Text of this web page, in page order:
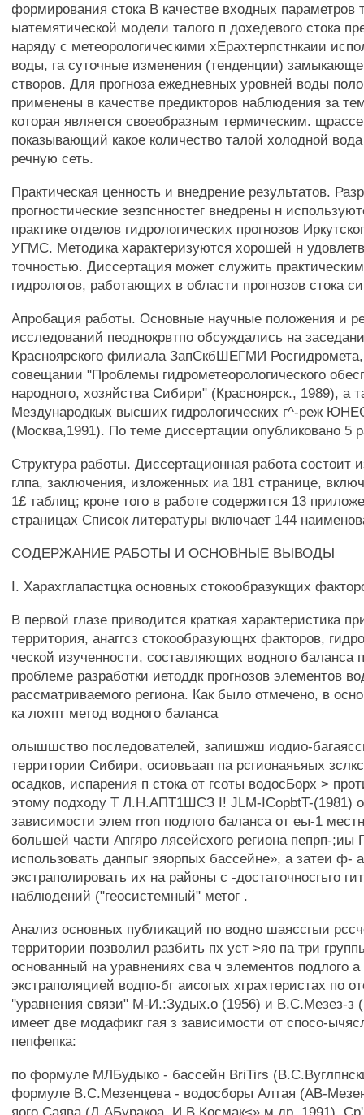
формирования стока В качестве входных параметров
ыатемятической модели талого п дохедевого стока
наряду с метеорологическими хЕрахтерпстнкаии
воды, га суточные изменения (тенденции)
створов. Для прогноза ежедневных уровней воды
применены в качестве предикторов наблюдения за
которая является своеобразным термическим.
показывающий какое количество талой холодной вода
речную сеть.
Практическая ценность и внедрение результатов.
прогностические зезпснностег внедрены н
практике отделов гидрологических прогнозов
УГМС. Методика характеризуются хорошей н
точностью. Диссертация может служить
гидрологов, работающих в области прогнозов стока
Апробация работы. Основные научные положения и
исследований пеоднокрвтпо обсуждались на
Красноярского филиала ЗапСкбШЕГМИ
совещании "Проблемы гидрометеорологического
народного, хозяйства Сибири" (Красноярск., 1989), а
Мездународкых высших гидрологических г^-реж
(Москва,1991). По теме диссертации опубликовано 5
Структура работы. Диссертационная работа состоит
глпа, заключения, изложенных иа 181 странице,
1£ таблиц; кроне того в работе содержится 13
страницах Список литературы включает 144
СОДЕРЖАНИЕ РАБОТЫ И ОСНОВНЫЕ ВЫВОДЫ
I. Харахглапастцка основных стокообразукщих
В первой глазе приводится краткая характеристика
территория, анаггсз стокообразующнх факторов,
ческой изученности, составляющих водного баланса
проблеме разработки иетоддк прогнозов элементов
рассматриваемого региона. Как было отмечено, в
ка лохпт метод водного баланса
олышшство последователей, запишжш иодио-
территории Сибири, осиовьаап па рсгионаяьяых
осадков, испарения п стока от гсоты водосБорх >
этому подходу Т Л.Н.АПТ1ШСЗ I! JLM-ICopbtT-(1981)
зависимости элем rron подлого баланса от еы-1
большей части Апгяро лясейсхого региона пепрп-;иы
использовать данпыг эяорпых бассейне», а затеи ф- а
экстраполировать их на районы с -достаточносгьго
наблюдений ("геосистемный" метог .
Анализ основных публикаций по водно шаяссгыи
территории позволил разбить пх уст >яо па три
основанный на уравнениях сва ч элементов подлого а
экстраполяцией водпо-бг аисогых хграхтеристах по
"уравнения связи" М-И.:Зудых.о (1956) и В.С.Мезез-з
имеет две модафикг гая з зависимости от спосо-
пепфепка:
по формуле МЛБудыко - бассейн BriTirs
формуле В.С.Мезенцева - водосборы Алтая (АВ-
яого Саява (Д.АБуракоа, И.В.Космак<» м др.,1991),